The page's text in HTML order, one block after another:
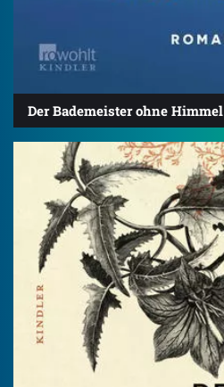
Der Bademeister ohne Himmel